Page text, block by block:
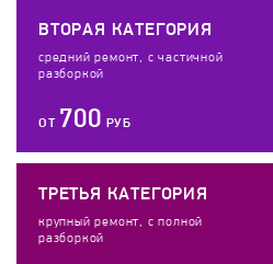
ВТОРАЯ КАТЕГОРИЯ
средний ремонт, с частичной
разборкой
ОТ 700 РУБ
ТРЕТЬЯ КАТЕГОРИЯ
крупный ремонт, с полной
разборкой